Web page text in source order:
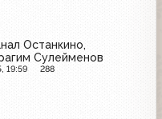
Останкино,
Сулейменов
19:59 288